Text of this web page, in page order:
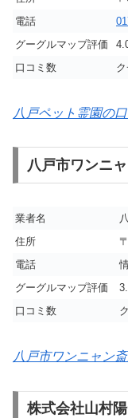
電話
グーグルマップ評価
口コミ数
八戸ペット霊園の
八戸市ワンニ
業者名
住所
電話
グーグルマップ評価
口コミ数
八戸市ワンニャン
株式会社山村